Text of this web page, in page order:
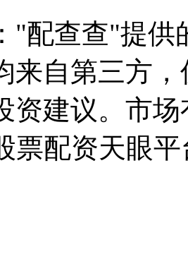
"配查查"提供
来自第三方
资建议。市
票配资天眼平